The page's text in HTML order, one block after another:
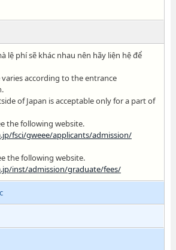
lệ phí sẽ khác nhau nên hãy liện hệ để
according to the entrance
of Japan is acceptable only for a part of
the following website.
fsci/gweee/applicants/admission/
the following website.
inst/admission/graduate/fees/